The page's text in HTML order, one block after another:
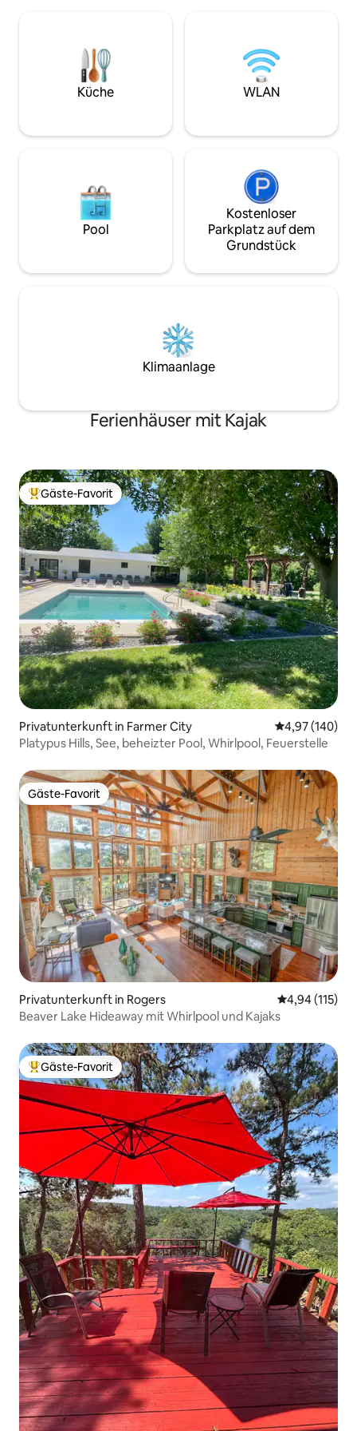
weiteren
Grundstück und
umliegender
geschaffen
Küche WLAN
Pool
Kostenloser
Parkplatz auf dem
Grundstück
Klimaanlage
Ferienhäuser mit Kajak
Beliebter Gäste-Favorit.
Gäste-Favorit
Privatunterkunft in Farmer City
4,97 (140)
Platypus Hills, See, beheizter Pool, Whirlpool, Feuerstelle
Gäste-Favorit
Gäste-Favorit
Privatunterkunft in Rogers
4,94 (115)
Beaver Lake Hideaway mit Whirlpool und Kajaks
Beliebter Gäste-Favorit.
Gäste-Favorit